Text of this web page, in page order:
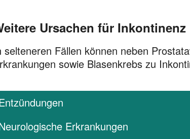
Ursachen für Inkontinenz
selteneren Fällen können neben
sowie Blasenkrebs zu
Erkrankungen